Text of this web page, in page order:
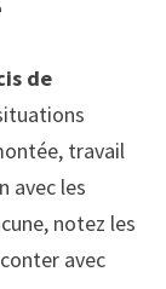
de
travail
avec les
notez les
avec